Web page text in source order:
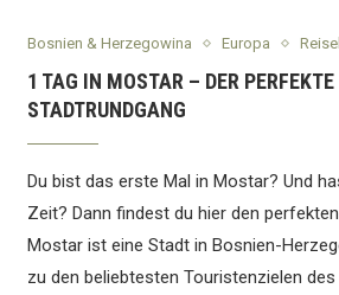
Bosnien & Herzegowina Europa
1 TAG IN MOSTAR – DER PERFEKTE
STADTRUNDGANG
Du bist das erste Mal in Mostar? Und
Zeit? Dann findest du hier den
Mostar ist eine Stadt in Bosnien-
zu den beliebtesten Touristenzielen